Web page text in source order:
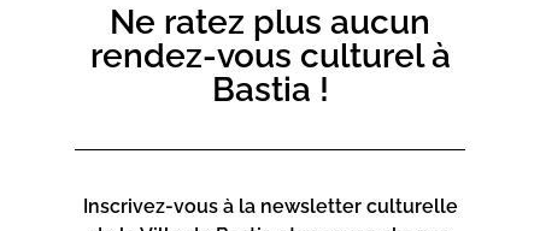
Ne ratez plus aucun
rendez-vous culturel à
Bastia !
Inscrivez-vous à la newsletter culturelle